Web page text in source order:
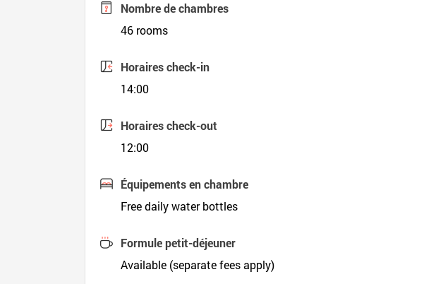
Nombre de chambres
46 rooms
Horaires check-in
14:00
Horaires check-out
12:00
Équipements en chambre
Free daily water bottles
Formule petit-déjeuner
Available (separate fees apply)